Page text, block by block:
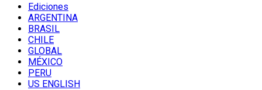
Ediciones
ARGENTINA
BRASIL
CHILE
GLOBAL
MÉXICO
PERU
US ENGLISH